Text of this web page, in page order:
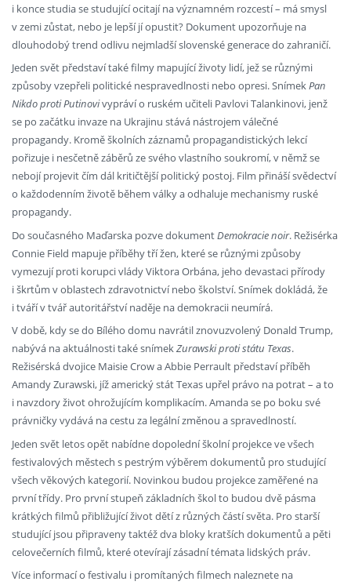
i konce studia se studující ocitají na významném rozcestí – má smysl
v zemi zůstat, nebo je lepší jí opustit? Dokument upozorňuje na
dlouhodobý trend odlivu nejmladší slovenské generace do zahraničí.
Jeden svět představí také filmy mapující životy lidí, jež se různými
způsoby vzepřeli politické nespravedlnosti nebo opresi. SnímekPan
Nikdoproti Putinovivypráví o ruském učiteli Pavlovi Talankinovi, jenž
se po začátku invaze na Ukrajinu stává nástrojem válečné
propagandy. Kromě školních záznamů propagandistických lekcí
pořizuje i nesčetně záběrů ze svého vlastního soukromí, v němž se
nebojí projevit čím dál kritičtější politický postoj. Film přináší svědectví
o každodenním životě během války a odhaluje mechanismy ruské
propagandy.
Do současného Maďarska pozve dokumentDemokracie noir. Režisérka
Connie Field mapuje příběhy tří žen, které se různými způsoby
vymezují proti korupci vlády Viktora Orbána, jeho devastaci přírody
i škrtům v oblastech zdravotnictví nebo školství. Snímek dokládá, že
i tváří v tvář autoritářství naděje na demokracii neumírá.
V době, kdy se do Bílého domu navrátil znovuzvolený Donald Trump,
nabývá na aktuálnosti také snímekZurawski proti státu Texas.
Režisérská dvojice Maisie Crow a Abbie Perrault představí příběh
Amandy Zurawski, jíž americký stát Texas upřel právo na potrat – a to
i navzdory život ohrožujícím komplikacím. Amanda se po boku své
právničky vydává na cestu za legální změnou a spravedlností.
Jeden svět letos opět nabídne dopolední školní projekce ve všech
festivalových městech s pestrým výběrem dokumentů pro studující
všech věkových kategorií. Novinkou budou projekce zaměřené na
první třídy. Pro první stupeň základních škol to budou dvě pásma
krátkých filmů přibližující život dětí z různých částí světa. Pro starší
studující jsou připraveny taktéž dva bloky kratších dokumentů a pěti
celovečerních filmů, které otevírají zásadní témata lidských práv.
Více informací o festivalu i promítaných filmech naleznete na